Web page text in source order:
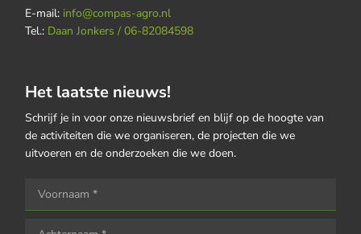
E-mail: info@compas-agro.nl
Tel.: Daan Jonkers / 06-82084598
Het laatste nieuws!
Schrijf je in voor onze nieuwsbrief en blijf op de hoogte van
de activiteiten die we organiseren, de projecten die we
uitvoeren en de onderzoeken die we doen.